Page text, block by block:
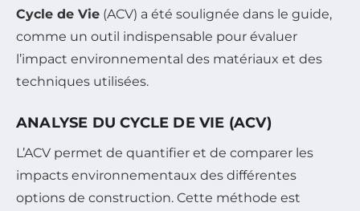
Cycle de Vie (ACV) a été soulignée dans le guide,
comme un outil indispensable pour évaluer
l’impact environnemental des matériaux et des
techniques utilisées.
ANALYSE DU CYCLE DE VIE (ACV)
L’ACV permet de quantifier et de comparer les
impacts environnementaux des différentes
options de construction. Cette méthode est